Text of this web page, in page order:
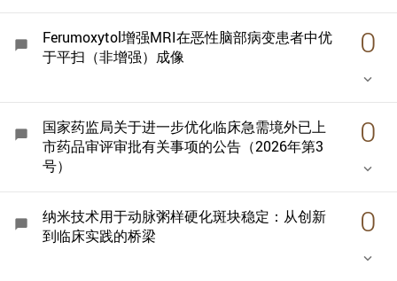
chat_bubble
Ferumoxytol增强MRI在恶性脑部病变患者中优
于平扫（非增强）成像
0
keyboard_arrow_down
chat_bubble
国家药监局关于进一步优化临床急需境外已上
市药品审评审批有关事项的公告（2026年第3
号）
0
keyboard_arrow_down
chat_bubble
纳米技术用于动脉粥样硬化斑块稳定：从创新
到临床实践的桥梁
0
keyboard_arrow_down